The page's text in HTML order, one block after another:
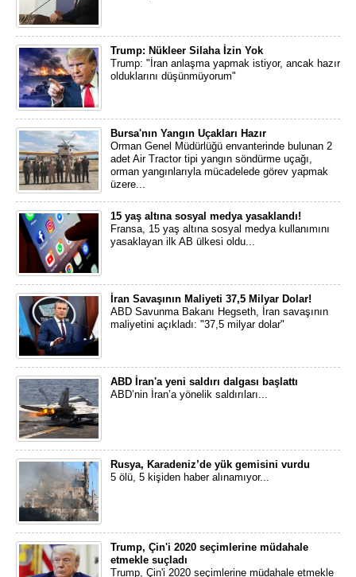
Trump: Nükleer Silaha İzin Yok
Trump: "İran anlaşma yapmak istiyor, ancak hazır
olduklarını düşünmüyorum"
Bursa'nın Yangın Uçakları Hazır
Orman Genel Müdürlüğü envanterinde bulunan 2
adet Air Tractor tipi yangın söndürme uçağı,
orman yangınlarıyla mücadelede görev yapmak
üzere...
15 yaş altına sosyal medya yasaklandı!
Fransa, 15 yaş altına sosyal medya kullanımını
yasaklayan ilk AB ülkesi oldu...
İran Savaşının Maliyeti 37,5 Milyar Dolar!
ABD Savunma Bakanı Hegseth, İran savaşının
maliyetini açıkladı: "37,5 milyar dolar"
ABD İran'a yeni saldırı dalgası başlattı
ABD’nin İran’a yönelik saldırıları...
Rusya, Karadeniz’de yük gemisini vurdu
5 ölü, 5 kişiden haber alınamıyor...
Trump, Çin'i 2020 seçimlerine müdahale
etmekle suçladı
Trump, Çin'i 2020 seçimlerine müdahale etmekle